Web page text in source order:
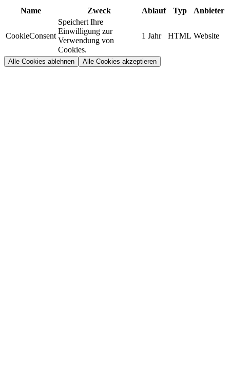
Name Zweck Ablauf Typ Anbieter
CookieConsent
Speichert Ihre
Einwilligung zur
Verwendung von
Cookies.
1 Jahr HTML Website
Alle Cookies ablehnen Alle Cookies akzeptieren